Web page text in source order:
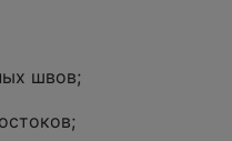
швов;